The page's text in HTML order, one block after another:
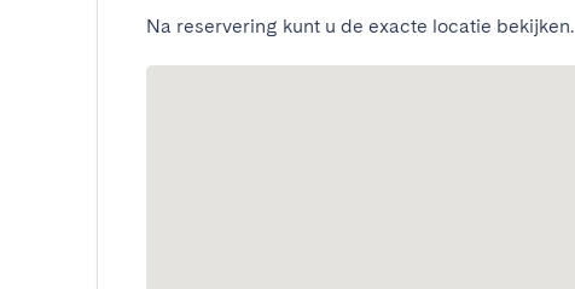
Na reservering kunt u de exacte locatie bekijken.